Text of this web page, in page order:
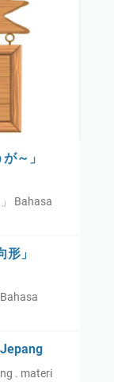
～」
Bahasa
」
. materi